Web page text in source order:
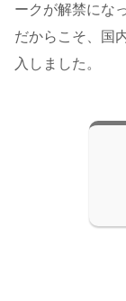
ークが解禁にな
だからこそ、国
入しました。